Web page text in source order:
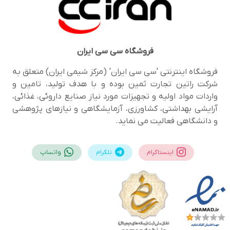
فروشگاهسی سی ایران
فروشگاه اینترنتی 'سی سی ایران' (مرکز شیمی ایران) متعلق به
شرکت راتین تجارت ثمین بوده و با هدف تولید، تامین و
واردات مواد اولیه و تجهیزات مورد نیاز صنایع داروئی، غذائی،
آرایشی بهداشتی، کشاورزی، آزمایشگاهی و نیازهای پژوهشی
و دانشگاهی فعالیت می نماید.
اینستاگرام تلگرام واتساپ